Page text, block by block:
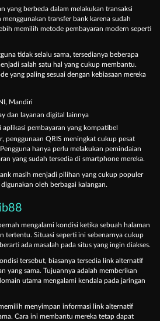
yang berbeda dalam melakukan transaksi
transfer bank karena sudah
memilih metode pembayaran modern seperti
tidak selalu sama, tersedianya beberapa
salah satu hal yang cukup membantu.
yang paling sesuai dengan kebiasaan mereka
Mandiri
dan layanan digital lainnya
pembayaran yang kompatibel
penggunaan QRIS meningkat cukup pesat
hanya perlu melakukan pemindaian
yang sudah tersedia di smartphone mereka.
masih menjadi pilihan yang cukup populer
oleh berbagai kalangan.
mengalami kondisi ketika sebuah halaman
tertentu. Situasi seperti ini sebenarnya cukup
ada masalah pada situs yang ingin diakses.
tersebut, biasanya tersedia link alternatif
yang sama. Tujuannya adalah memberikan
utama mengalami kendala pada jaringan
menyimpan informasi link alternatif
Cara ini membantu mereka tetap dapat